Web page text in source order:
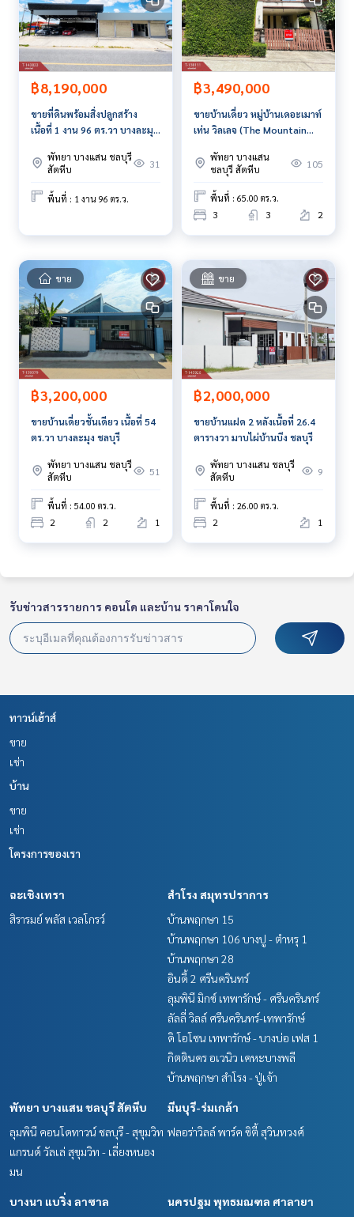
* โครงการตั้งอยู่ใกล้แหล่งอำนวยความสะดวก อาทิ ฮาร์เบอร์มอลล์
แหลมฉบัง สวนไอเพลส ท่าเรือแหลมฉบัง และโรงพยาบาลวิภาราม
ราคา : 3,580,000 บาท
กธนาคาร**
**พร้อมอัตราดอกเบี้ยพิเศษ และ วงเงินสูงสุด 90-100% ของราคา
ประเมิน**
Tel :0830143622ไฟน่อล (รหัสตัวแทน 6499)
สนใจดูทรัพย์อื่นๆ เพิ่มเติม มากกว่า 3,000 รายการ
www.tb.co.th
The Best Property Agent CO,.LTD. ผู้นำด้านธุรกิจนายหน้า ตัวแ
ทนอสังหาริมทรัพย์ครบวงจร ด้วยความเป็นมืออาชีพ ใช้เทคโนโล
ยี และ นวัตกรรมที่สร้างสรรค์ เพื่อส่งมอบบริการที่ดีที่สุดเพื่อคุณ ใ
ห้บริการด้าน ซื้อ ขาย เช่า อสังหาริมทรัพย์
฿8,190,000
ขายที่ดินพร้อมสิ่งปลูกสร้าง
เนื้อที่ 1 งาน 96 ตร.วา บางละมุง
พัทยา บางแสน ชลบุรี
สัตหีบ
31
พื้นที่ : 1 งาน 96 ตร.ว.
฿3,490,000
ขายบ้านเดี่ยว หมู่บ้านเดอะเมาท์
เท่น วิลเลจ (The Mountain
พัทยา บางแสน
ชลบุรี สัตหีบ
105
พื้นที่ : 65.00 ตร.ว.
3 3 2
ขาย
฿3,200,000
ขายบ้านเดี่ยวชั้นเดียว เนื้อที่ 54
ตร.วา บางละมุง ชลบุรี
พัทยา บางแสน ชลบุรี
สัตหีบ
51
พื้นที่ : 54.00 ตร.ว.
2 2 1
ขาย
฿2,000,000
ขายบ้านแฝด 2 หลังเนื้อที่ 26.4
ตารางวา มาบไผ่บ้านบึง ชลบุรี
พัทยา บางแสน ชลบุรี
สัตหีบ
9
พื้นที่ : 26.00 ตร.ว.
2 1
รับข่าวสารรายการ คอนโด และบ้าน ราคาโดนใจ
ทาวน์เฮ้าส์
ขาย
เช่า
บ้าน
ขาย
เช่า
โครงการของเรา
ฉะเชิงเทรา
สิรารมย์ พลัส เวลโกรว์
สำโรง สมุทรปราการ
บ้านพฤกษา 15
บ้านพฤกษา 106 บางปู - ตำหรุ 1
บ้านพฤกษา 28
อินดี้ 2 ศรีนครินทร์
ลุมพินี มิกซ์ เทพารักษ์ - ศรีนครินทร์
ลัลลี่ วิลล์ ศรีนครินทร์-เทพารักษ์
ดิ โอโซน เทพารักษ์ - บางบ่อ เฟส 1
กิตตินคร อเวนิว เคหะบางพลี
บ้านพฤกษา สำโรง - ปู่เจ้า
พัทยา บางแสน ชลบุรี สัตหีบ
ลุมพินี คอนโดทาวน์ ชลบุรี - สุขุมวิท
แกรนด์ วัลเล่ สุขุมวิท - เลี่ยงหนอง
มน
มีนบุรี-ร่มเกล้า
ฟลอร่าวิลล์ พาร์ค ซิตี้ สุวินทวงศ์
บางนา แบริ่ง ลาซาล นครปฐม พุทธมณฑล ศาลายา